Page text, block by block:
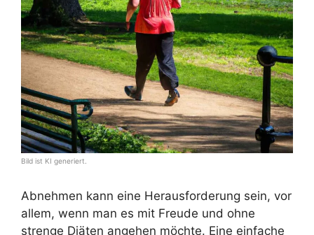
Bild ist KI generiert.
Abnehmen kann eine Herausforderung sein, vor
allem, wenn man es mit Freude und ohne
strenge Diäten angehen möchte. Eine einfache